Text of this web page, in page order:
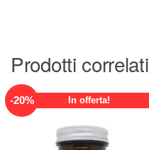
Prodotti correlati
-20% In offerta!